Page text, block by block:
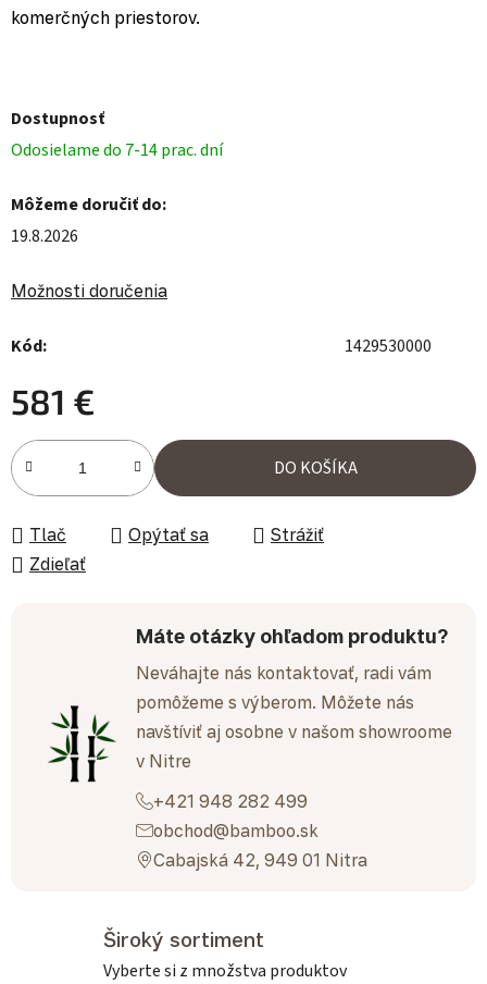
komerčných priestorov.
Dostupnosť
Odosielame do 7-14 prac. dní
Môžeme doručiť do:
19.8.2026
Možnosti doručenia
Kód: 1429530000
581 €
Jednotková cena:
DO KOŠÍKA
Tlač Opýtať sa
Strážiť
Zdieľať
Máte otázky ohľadom produktu?
Neváhajte nás kontaktovať, radi vám
pomôžeme s výberom. Môžete nás
navštíviť aj osobne v našom showroome
v Nitre
+421 948 282 499
obchod@bamboo.sk
Cabajská 42, 949 01 Nitra
Široký sortiment
Vyberte si z množstva produktov